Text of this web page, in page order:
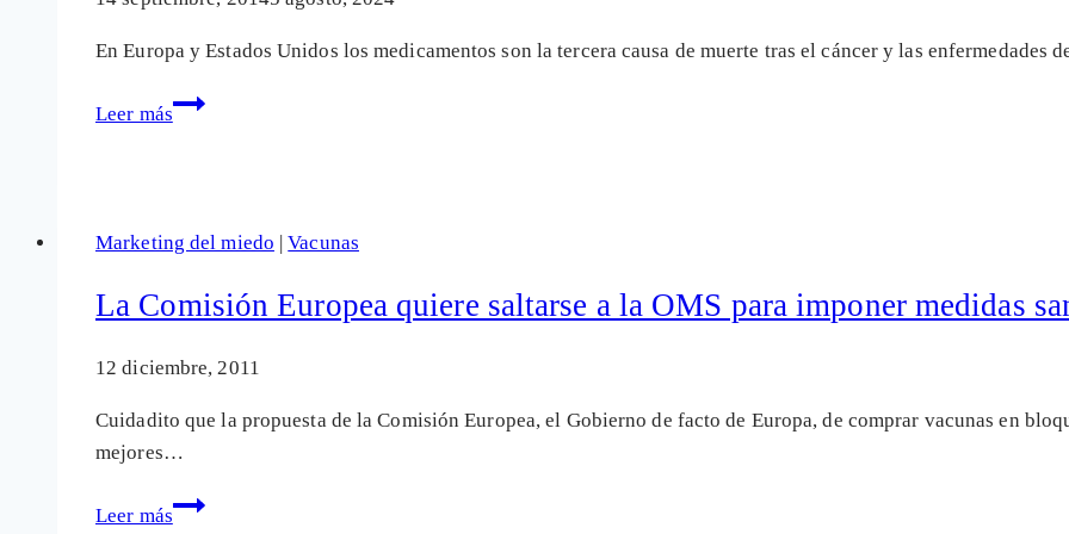
usado
En Europa y Estados Unidos los medicamentos son la tercera causa de muerte tras el cáncer y las enfermedades
Leer más
El
fármacos
Europa
depende
ahora
Industria,
no
Salud
Marketing del miedo |Vacunas
La Comisión Europea quiere saltarse a la OMS para imponer medidas
12 diciembre, 2011
Cuidadito que la propuesta de la Comisión Europea, el Gobierno de facto de Europa, de comprar vacunas en
mejores…
Leer más
La